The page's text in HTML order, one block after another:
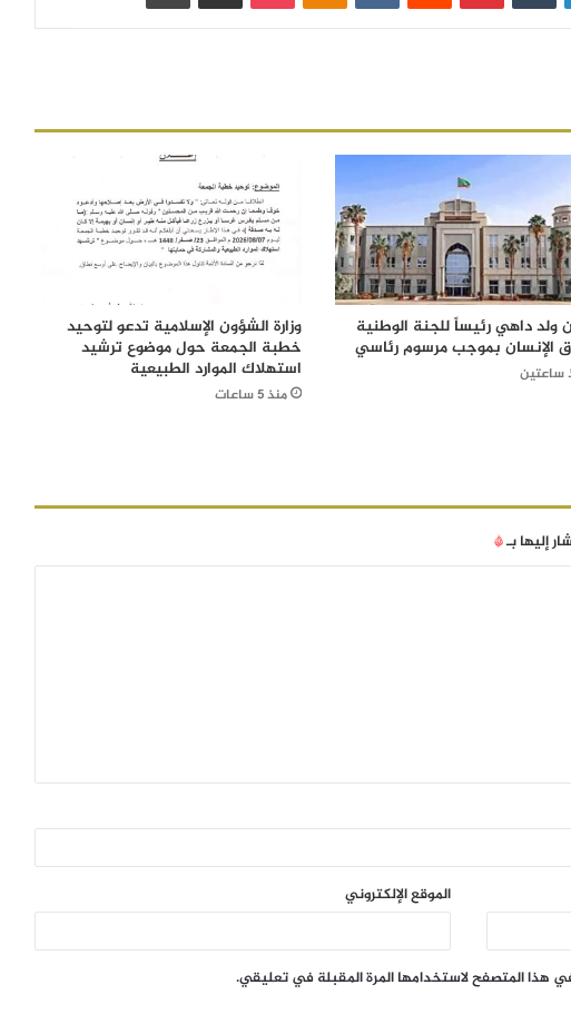
ولد داهي رئيساً للجنة الوطنية
الإنسان بموجب مرسوم رئاسي
ساعتين
وزارة الشؤون الإسلامية تدعو لتوحيد
خطبة الجمعة حول موضوع ترشيد
استهلاك الموارد الطبيعية
منذ 5 ساعات
إليها بـ*
الموقع الإلكتروني
هذا المتصفح لاستخدامها المرة المقبلة في تعليقي.